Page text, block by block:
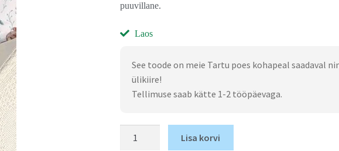
puuvillane.
Laos
See toode on meie Tartu poes kohapeal saadaval
ülikiire!
Tellimuse saab kätte 1-2 tööpäevaga.
Lisa korvi